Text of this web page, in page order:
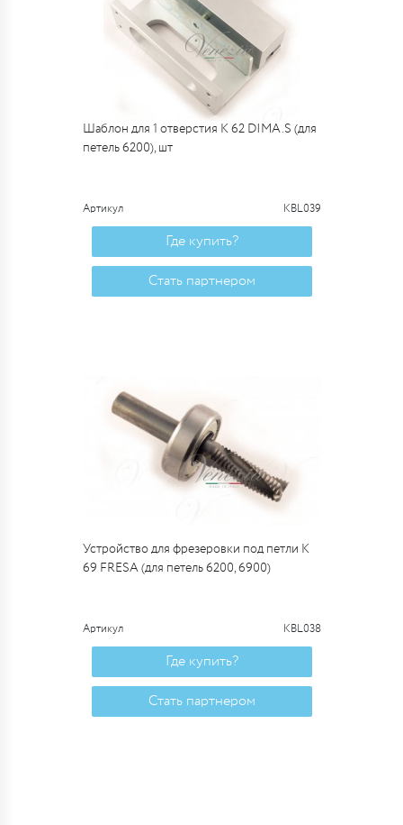
Шаблон для 1 отверстия К 62 DIMA.S (для
петель 6200), шт
Артикул KBL039
Где купить?
Стать партнером
Устройство для фрезеровки под петли K
69 FRESA (для петель 6200, 6900)
Артикул KBL038
Где купить?
Стать партнером